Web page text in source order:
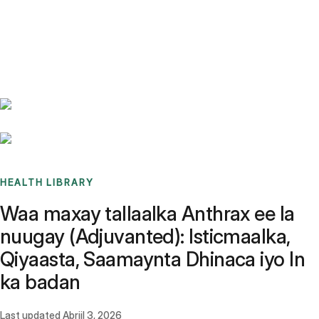
HEALTH LIBRARY
Waa maxay tallaalka Anthrax ee la
nuugay (Adjuvanted): Isticmaalka,
Qiyaasta, Saamaynta Dhinaca iyo In
ka badan
Last updated Abriil 3, 2026